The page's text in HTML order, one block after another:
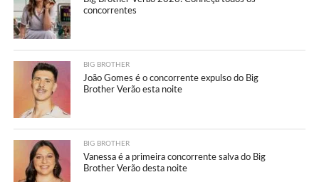
concorrentes
BIG BROTHER
João Gomes é o concorrente expulso do Big
Brother Verão esta noite
BIG BROTHER
Vanessa é a primeira concorrente salva do Big
Brother Verão desta noite